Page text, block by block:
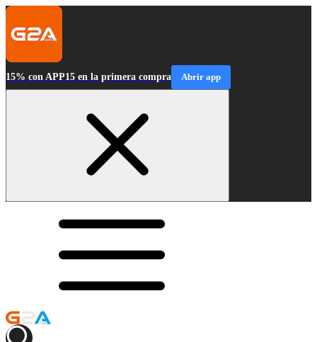
15% con APP15 en la primera compra Abrir app